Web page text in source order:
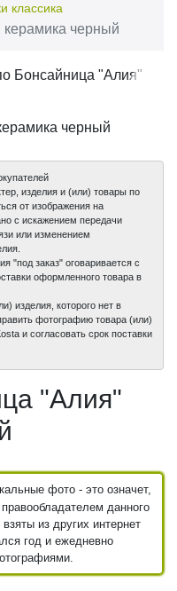
классика
черный
изделия и (или) товары по
от изображения на
с искажением передачи
или изменением
"под заказ" оговаривается с
оформленного товара в
изделия, которого нет в
фотографию товара (или)
и согласовать срок поставки
"Алия"
фото - это означет,
данного
из других интернет
год и ежедневно